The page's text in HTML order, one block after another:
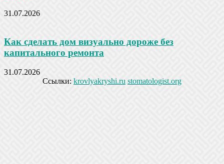
31.07.2026
Как сделать дом визуально дороже без
капитального ремонта
31.07.2026
Ссылки: krovlyakryshi.ru stomatologist.org